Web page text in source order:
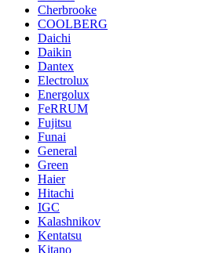
Cherbrooke
COOLBERG
Daichi
Daikin
Dantex
Electrolux
Energolux
FeRRUM
Fujitsu
Funai
General
Green
Haier
Hitachi
IGC
Kalashnikov
Kentatsu
Kitano